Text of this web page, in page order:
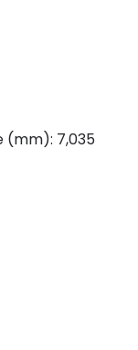
(mm): 7,035